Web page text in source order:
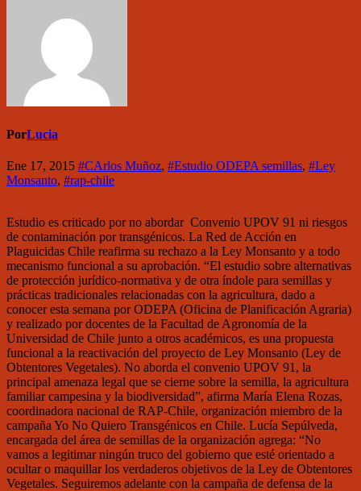
PorLucia
Ene 17, 2015 #CArlos Muñoz, #Estudio ODEPA semillas, #Ley
Monsanto, #rap-chile
Estudio es criticado por no abordar Convenio UPOV 91 ni riesgos
de contaminación por transgénicos. La Red de Acción en
Plaguicidas Chile reafirma su rechazo a la Ley Monsanto y a todo
mecanismo funcional a su aprobación. “El estudio sobre alternativas
de protección jurídico-normativa y de otra índole para semillas y
prácticas tradicionales relacionadas con la agricultura, dado a
conocer esta semana por ODEPA (Oficina de Planificación Agraria)
y realizado por docentes de la Facultad de Agronomía de la
Universidad de Chile junto a otros académicos, es una propuesta
funcional a la reactivación del proyecto de Ley Monsanto (Ley de
Obtentores Vegetales). No aborda el convenio UPOV 91, la
principal amenaza legal que se cierne sobre la semilla, la agricultura
familiar campesina y la biodiversidad”, afirma María Elena Rozas,
coordinadora nacional de RAP-Chile, organización miembro de la
campaña Yo No Quiero Transgénicos en Chile. Lucía Sepúlveda,
encargada del área de semillas de la organización agrega: “No
vamos a legitimar ningún truco del gobierno que esté orientado a
ocultar o maquillar los verdaderos objetivos de la Ley de Obtentores
Vegetales. Seguiremos adelante con la campaña de defensa de la